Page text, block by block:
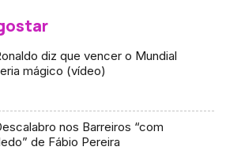
diz que vencer o Mundial
mágico (vídeo)
nos Barreiros “com
de Fábio Pereira